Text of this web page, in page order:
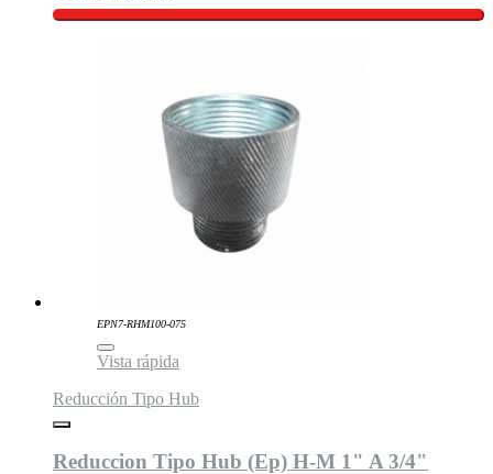
EPN7-RHM100-075
Vista rápida
Reducción Tipo Hub
Reduccion Tipo Hub (Ep) H-M 1" A 3/4"